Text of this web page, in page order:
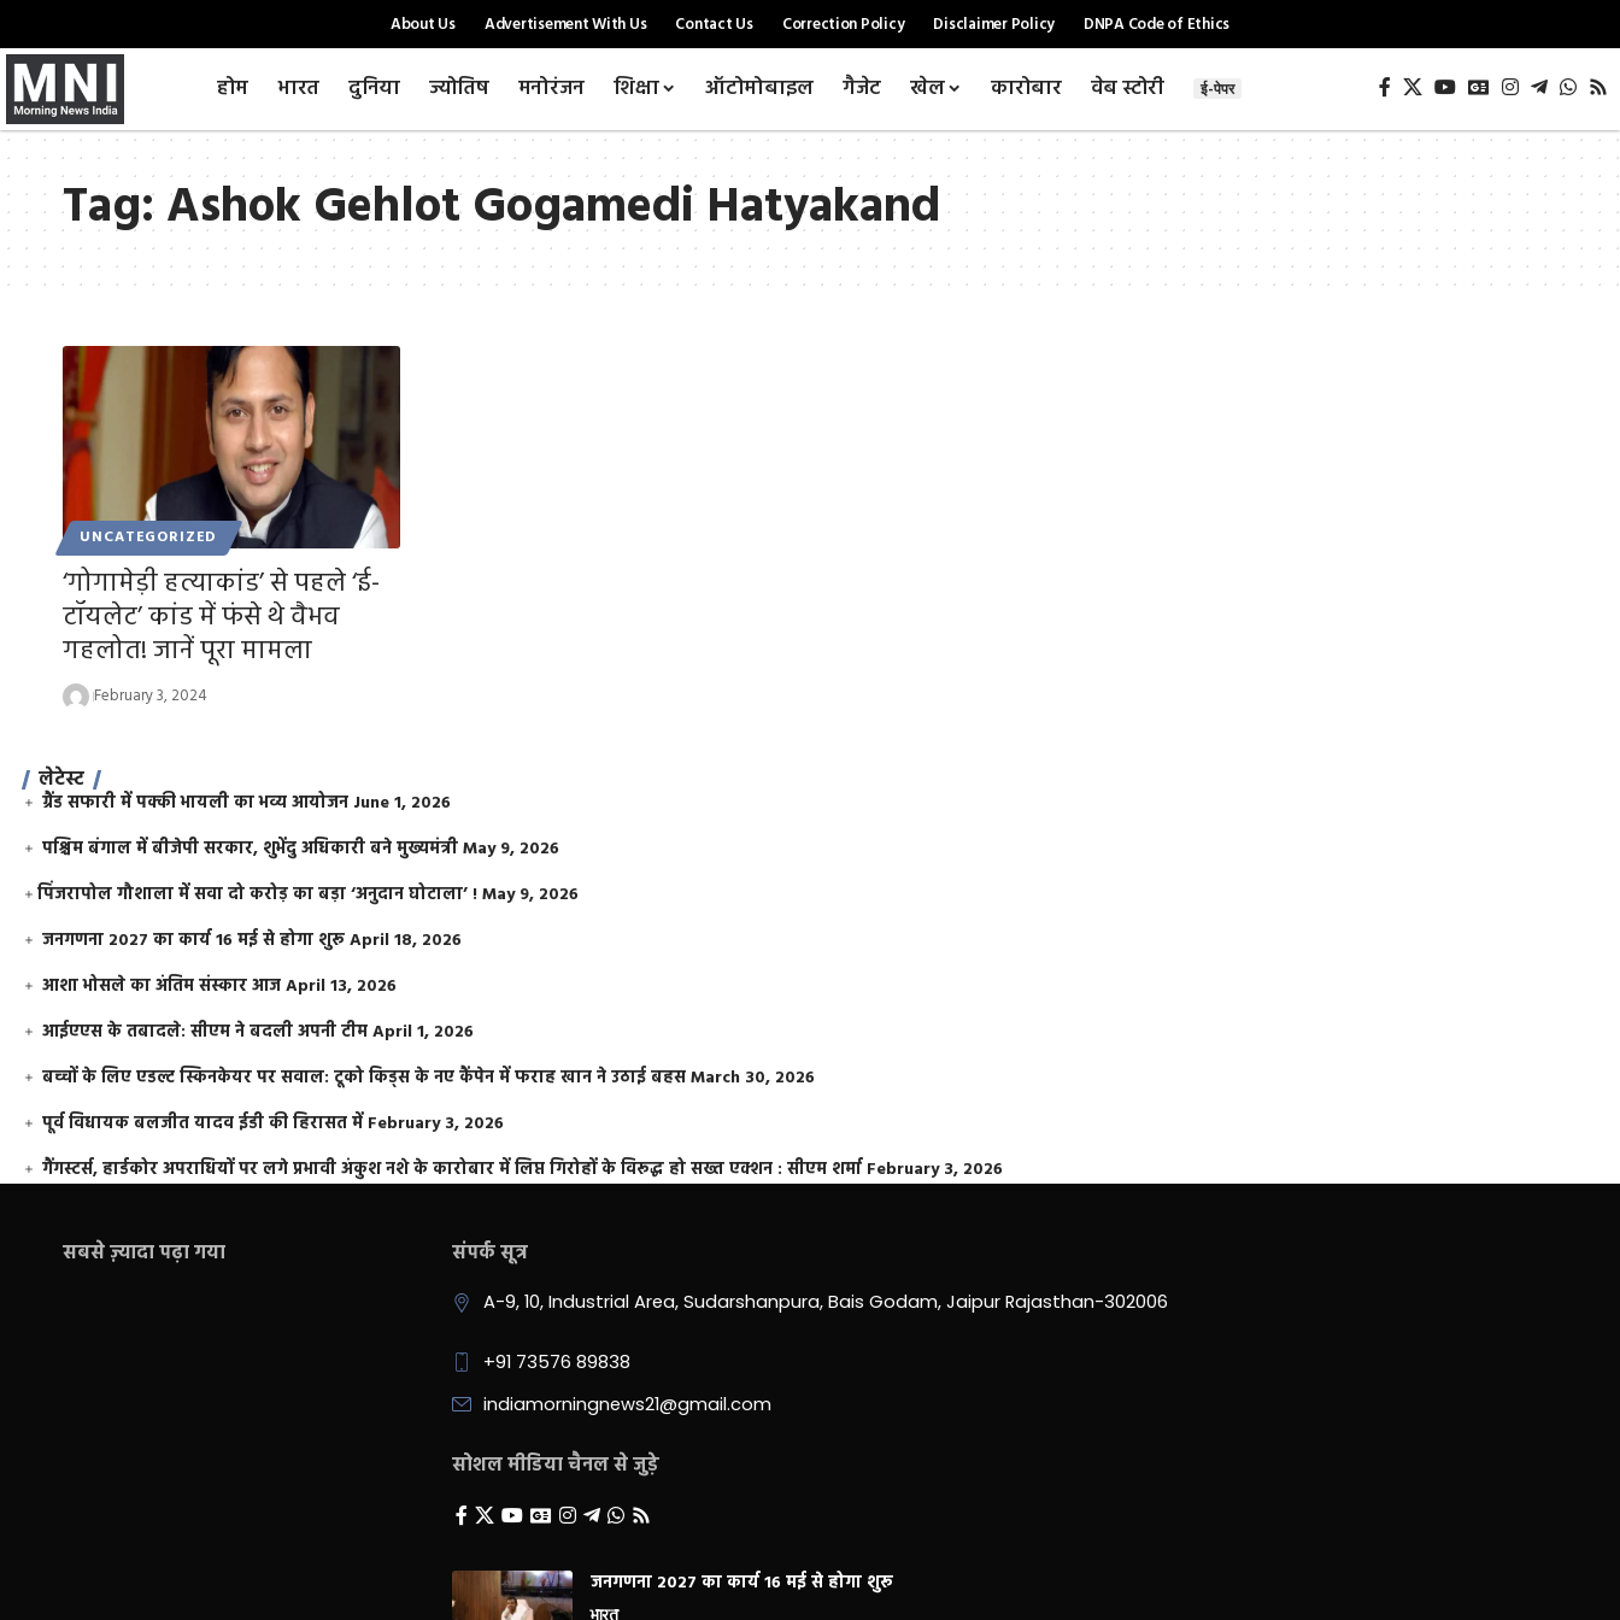
About Us Advertisement With Us Contact Us Correction Policy Disclaimer Policy DNPA Code of Ethics
होम भारत दुनिया ज्योतिष मनोरंजन शिक्षा ऑटोमोबाइल गैजेट खेल कारोबार वेब स्टोरी ई-पेपर
Tag:Ashok Gehlot Gogamedi Hatyakand
UNCATEGORIZED
‘गोगामेड़ी हत्याकांड’ से पहले ‘ई-
टॉयलेट’ कांड में फंसे थे वैभव
गहलोत! जानें पूरा मामला
February 3, 2024
लेटेस्ट
ग्रैंड सफारी में पक्की भायली का भव्य आयोजन June 1, 2026
पश्चिम बंगाल में बीजेपी सरकार, शुभेंदु अधिकारी बने मुख्यमंत्रीMay 9, 2026
​पिंजरापोल गौशाला में सवा दो करोड़ का बड़ा ‘अनुदान घोटाला’ !May 9, 2026
जनगणना 2027 का कार्य 16 मई से होगा शुरूApril 18, 2026
आशा भोसले का अंतिम संस्कार आजApril 13, 2026
आईएएस के तबादले: सीएम ने बदली अपनी टीमApril 1, 2026
बच्चों के लिए एडल्ट स्किनकेयर पर सवाल: टूको किड्स के नए कैंपेन में फराह खान ने उठाई बहसMarch 30, 2026
पूर्व विधायक बलजीत यादव ईडी की हिरासत में February 3, 2026
गैंगस्टर्स, हार्डकोर अपराधियों पर लगे प्रभावी अंकुश नशे के कारोबार में लिप्त गिरोहों के विरूद्ध हो सख्त एक्शन : सीएम शर्मा February 3, 2026
सबसे ज़्यादा पढ़ा गया संपर्क सूत्र
A-9, 10, Industrial Area, Sudarshanpura, Bais Godam, Jaipur Rajasthan-302006
+91 73576 89838
indiamorningnews21@gmail.com
सोशल मीडिया चैनल से जुड़े
जनगणना 2027 का कार्य 16 मई से होगा शुरू